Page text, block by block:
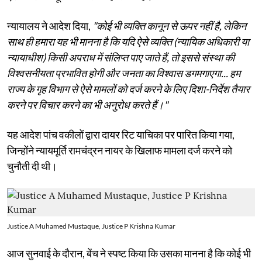
न्यायालय ने आदेश दिया, "कोई भी व्यक्ति कानून से ऊपर नहीं है, लेकिन
साथ ही हमारा यह भी मानना ​​है कि यदि ऐसे व्यक्ति (न्यायिक अधिकारी या
न्यायाधीश) किसी अपराध में संलिप्त पाए जाते हैं, तो इससे संस्था की
विश्वसनीयता प्रभावित होगी और जनता का विश्वास डगमगाएगा... हम
राज्य के गृह विभाग से ऐसे मामलों को दर्ज करने के लिए दिशा-निर्देश तैयार
करने पर विचार करने का भी अनुरोध करते हैं।"
यह आदेश पांच वकीलों द्वारा दायर रिट याचिका पर पारित किया गया,
जिन्होंने न्यायमूर्ति रामचंद्रन नायर के खिलाफ मामला दर्ज करने को
चुनौती दी थी।
Justice A Muhamed Mustaque, Justice P Krishna Kumar
आज सुनवाई के दौरान, बेंच ने स्पष्ट किया कि उसका मानना ​​है कि कोई भी